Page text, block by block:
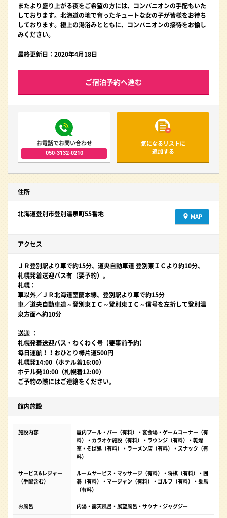
またより盛り上がる夜をご希望の方には、コンパニオンの手配もいた
しております。北海道の地で育ったキュートな女の子が皆様をお待ち
しております。極上の湯浴みとともに、コンパニオンの接待をお愉し
みください。
最終更新日：2020年4月18日
ご宿泊予約へ進む
お電話でお問い合わせ
050-3132-0210
気になるリストに
追加する
住所
MAP
北海道登別市登別温泉町55番地
アクセス
ＪＲ登別駅より車で約15分、道央自動車道 登別東ＩＣより約10分、
札幌発着送迎バス有（要予約）。
札幌：
車以外／ＪＲ北海道室蘭本線、登別駅より車で約15分
車／道央自動車道～登別東ＩＣ～登別東ＩＣ～信号を左折して登別温
泉方面へ約10分
送迎 ：
札幌発着送迎バス・わくわく号（要事前予約）
毎日運航！！おひとり様片道500円
札幌発14:00（ホテル着16:00）
ホテル発10:00（札幌着12:00）
ご予約の際にはご連絡をください。
館内施設
施設内容
屋内プール・バー（有料）・宴会場・ゲームコーナー（有
料）・カラオケ施設（有料）・ラウンジ（有料）・乾燥
室・そば処（有料）・ラーメン店（有料）・スナック（有
料）
サービス&レジャー
（手配含む）
ルームサービス・マッサージ（有料）・将棋（有料）・囲
碁（有料）・マージャン（有料）・ゴルフ（有料）・乗馬
（有料）
お風呂 内湯・露天風呂・展望風呂・サウナ・ジャグジー